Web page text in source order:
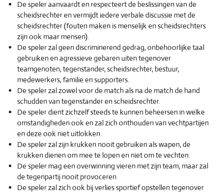
De speler aanvaardt en respecteert de beslissingen van de
scheidsrechter en vermijdt iedere verbale discussie met de
scheidsrechter (fouten maken is menselijk en scheidsrechters
zijn ook maar mensen).
De speler zal geen discriminerend gedrag, onbehoorlijke taal
gebruiken en agressieve gebaren uiten tegenover
teamgenoten, tegenstander, scheidsrechter, bestuur,
medewerkers, familie en supporters.
De speler zal zowel voor de match als na de match de hand
schudden van tegenstander en scheidsrechter.
De speler dient zichzelf steeds te kunnen beheersen in welke
omstandigheden ook en zal zich onthouden van vechtpartijen
en deze ook niet uitlokken.
De speler zal zijn krukken nooit gebruiken als wapen, de
krukken dienen om mee te lopen en niet om te vechten.
De speler mag een overwinning vieren met zijn team, maar zal
de tegenpartij nooit provoceren
De speler zal zich ook bij verlies sportief opstellen tegenover